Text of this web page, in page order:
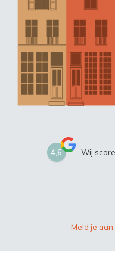
4,6 Wij
Meld je